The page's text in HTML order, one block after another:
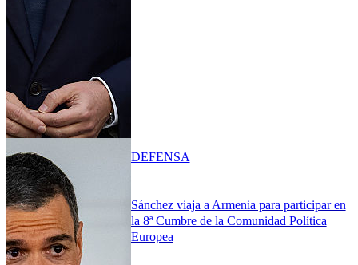
Sánchez viaja a Armenia para participar en
la 8ª Cumbre de la Comunidad Política
Europea
DEFENSA